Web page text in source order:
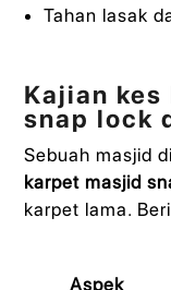
Tahan lasak
Kajian
snap lock
Sebuah masjid
karpet masjid
karpet lama.
Aspek